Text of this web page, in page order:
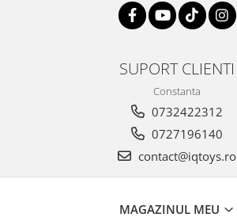
SUPORT CLIENTI
Constanta
0732422312
0727196140
contact@iqtoys.ro
MAGAZINUL MEU